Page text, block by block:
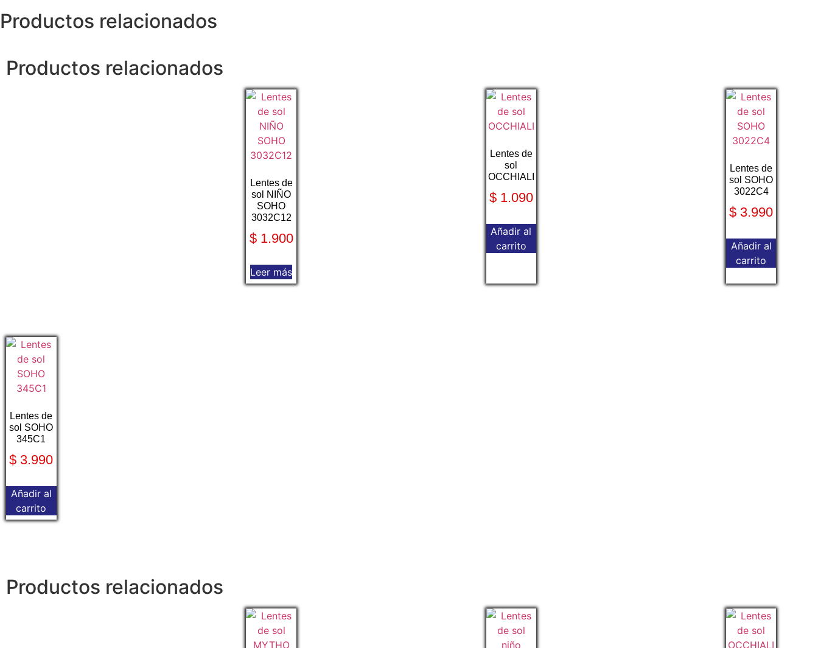
Productos relacionados
Productos relacionados
Lentes de
sol NIÑO
SOHO
3032C12
$1.900
Leer más
Lentes de
sol
OCCHIALI
$1.090
Añadir al
carrito
Lentes de
sol SOHO
3022C4
$ 3.990
Añadir al
carrito
Lentes de
sol SOHO
345C1
$ 3.990
Añadir al
carrito
Productos relacionados